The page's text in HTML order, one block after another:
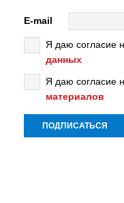
E-mail
Я даю согласие
данных
Я даю согласие
материалов